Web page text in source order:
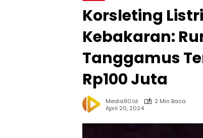
Korsleting
Kebakaran:
Tanggamus
Rp100 Juta
Media90.id
2 Min Baca
April 20, 2024